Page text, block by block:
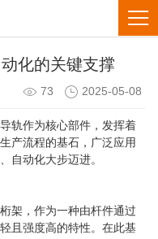
化的关键支撑
73 2025-05-08
轨作为核心部件，发挥着
产流程的基石，广泛应用
自动化大步迈进。
架，作为一种由杆件通过
且强度高的特性。在此基